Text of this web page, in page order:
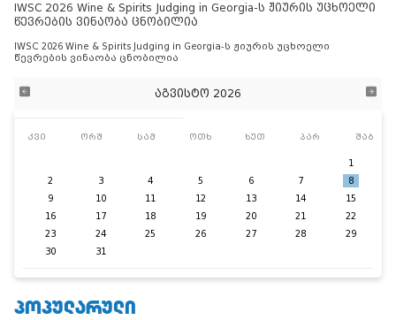
IWSC 2026 Wine & Spirits Judging in Georgia-ს ჟიურის უცხოელი
წევრების ვინაობა ცნობილია
IWSC 2026 Wine & Spirits Judging in Georgia-ს ჟიურის უცხოელი
წევრების ვინაობა ცნობილია
აგვისტო 2026
კვი ორშ სამ ოთხ ხუთ პარ შაბ
1
2
3 4 5 6 7
8
9
10 11 12 13 14
15
16
17 18 19 20 21
22
23
24 25 26 27 28
29
30
31
ᲞᲝᲞᲣᲚᲐᲠᲣᲚᲘ